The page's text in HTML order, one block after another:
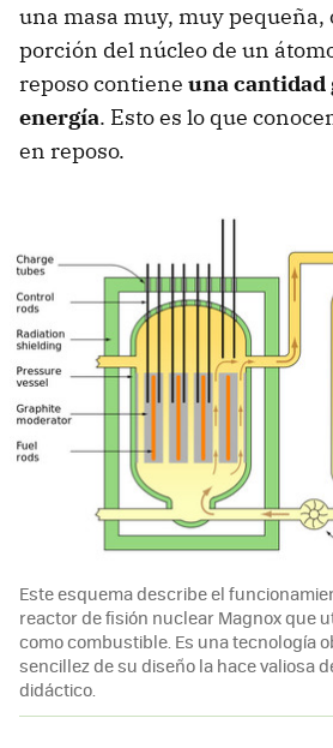
una masa muy, muy pequeña,
porción del núcleo de un
reposo contiene una cantidad
energía. Esto es lo que
en reposo.
Este esquema describe el
reactor de fisión nuclear Magnox que
como combustible. Es una tecnología
sencillez de su diseño la hace valiosa
didáctico.